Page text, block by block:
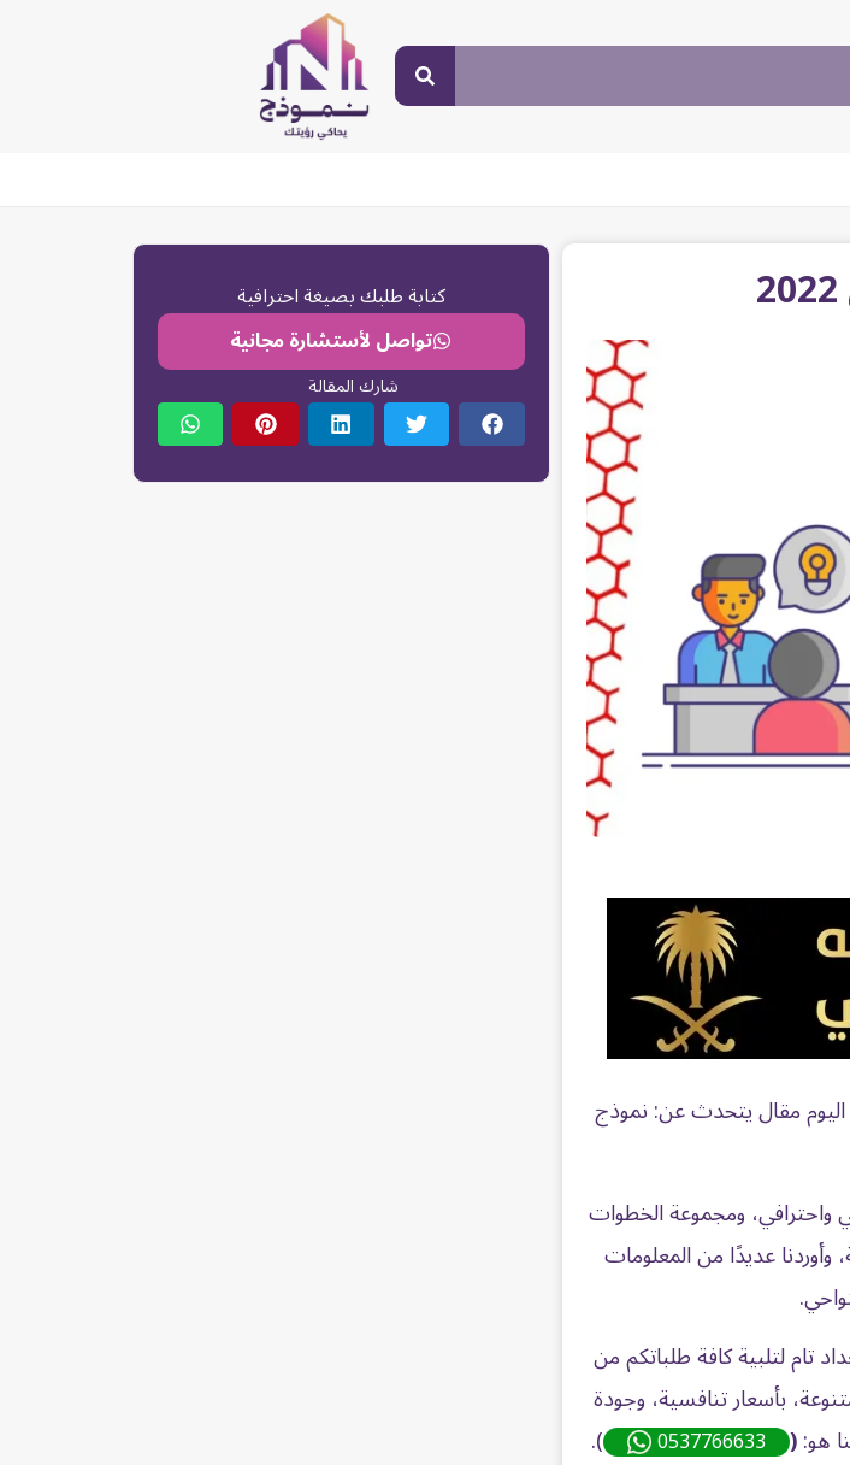
اليوم مقال يتحدث عن: نموذج
ومجموعة الخطوات
عديدًا من المعلومات
تام لتلبية كافة طلباتكم من
بأسعار تنافسية، وجودة
هو:(
0537766633
).
كتابة طلبك بصيغة احترافية
تواصل لأستشارة مجانية
شارك المقالة